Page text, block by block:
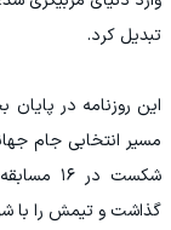
تبدیل کرد.
این روزنامه در
مسیر انتخابی جام
شکست در
گذاشت و تیمش را با